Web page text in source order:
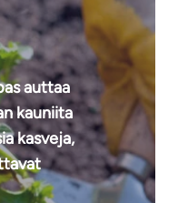
auttaa
kauniita
kasveja,